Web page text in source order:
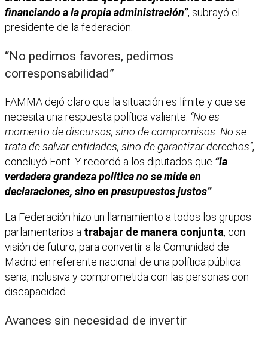
financiando a la propia administración”, subrayó el
presidente de la federación.
“No pedimos favores, pedimos
corresponsabilidad”
FAMMA dejó claro que la situación es límite y que se
necesita una respuesta política valiente. “No es
momento de discursos, sino de compromisos. No se
trata de salvarentidades, sino de garantizar derechos”,
concluyó Font. Y recordó a los diputados que “la
verdadera grandeza política no se mide en
declaraciones, sino en presupuestosjustos”.
La Federación hizo un llamamiento a todos los grupos
parlamentarios a trabajar de manera conjunta, con
visión de futuro, para convertir a la Comunidad de
Madrid en referente nacional de una política pública
seria, inclusiva y comprometida con las personas con
discapacidad.
Avances sin necesidad de invertir